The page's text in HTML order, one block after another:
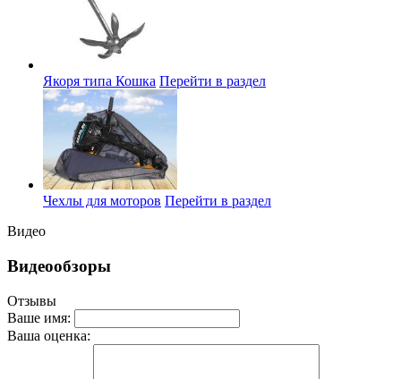
Якоря типа Кошка Перейти в раздел
Чехлы для моторов Перейти в раздел
Видео
Видеообзоры
Отзывы
Ваше имя:
Ваша оценка: